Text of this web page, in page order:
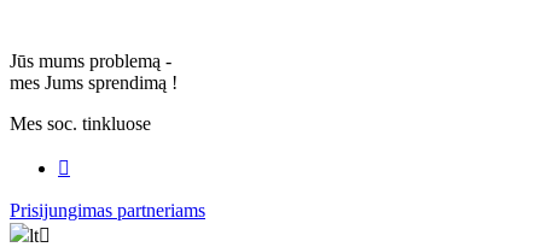
Jūs mums problemą -
mes Jums sprendimą !
Mes soc. tinkluose
Prisijungimas partneriams
lt